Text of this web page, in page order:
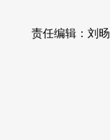
责任编辑：刘旸